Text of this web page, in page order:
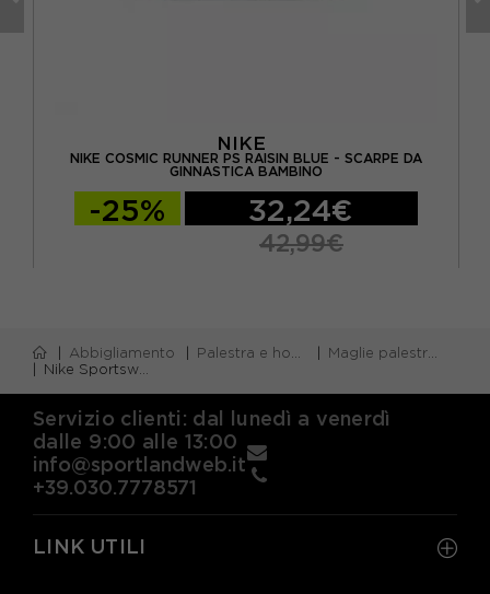
NIKE
NIKE COSMIC RUNNER PS RAISIN BLUE - SCARPE DA
GINNASTICA BAMBINO
-25% 32,24€
42,99€
Abbigliamento Palestra e home gym
Maglie palestra m/corta
Nike Sportswear T-Shirt Palestra Big Swoosh Azzurro Bambino
Servizio clienti: dal lunedì a venerdì
dalle 9:00 alle 13:00
info@sportlandweb.it
+39.030.7778571
LINK UTILI